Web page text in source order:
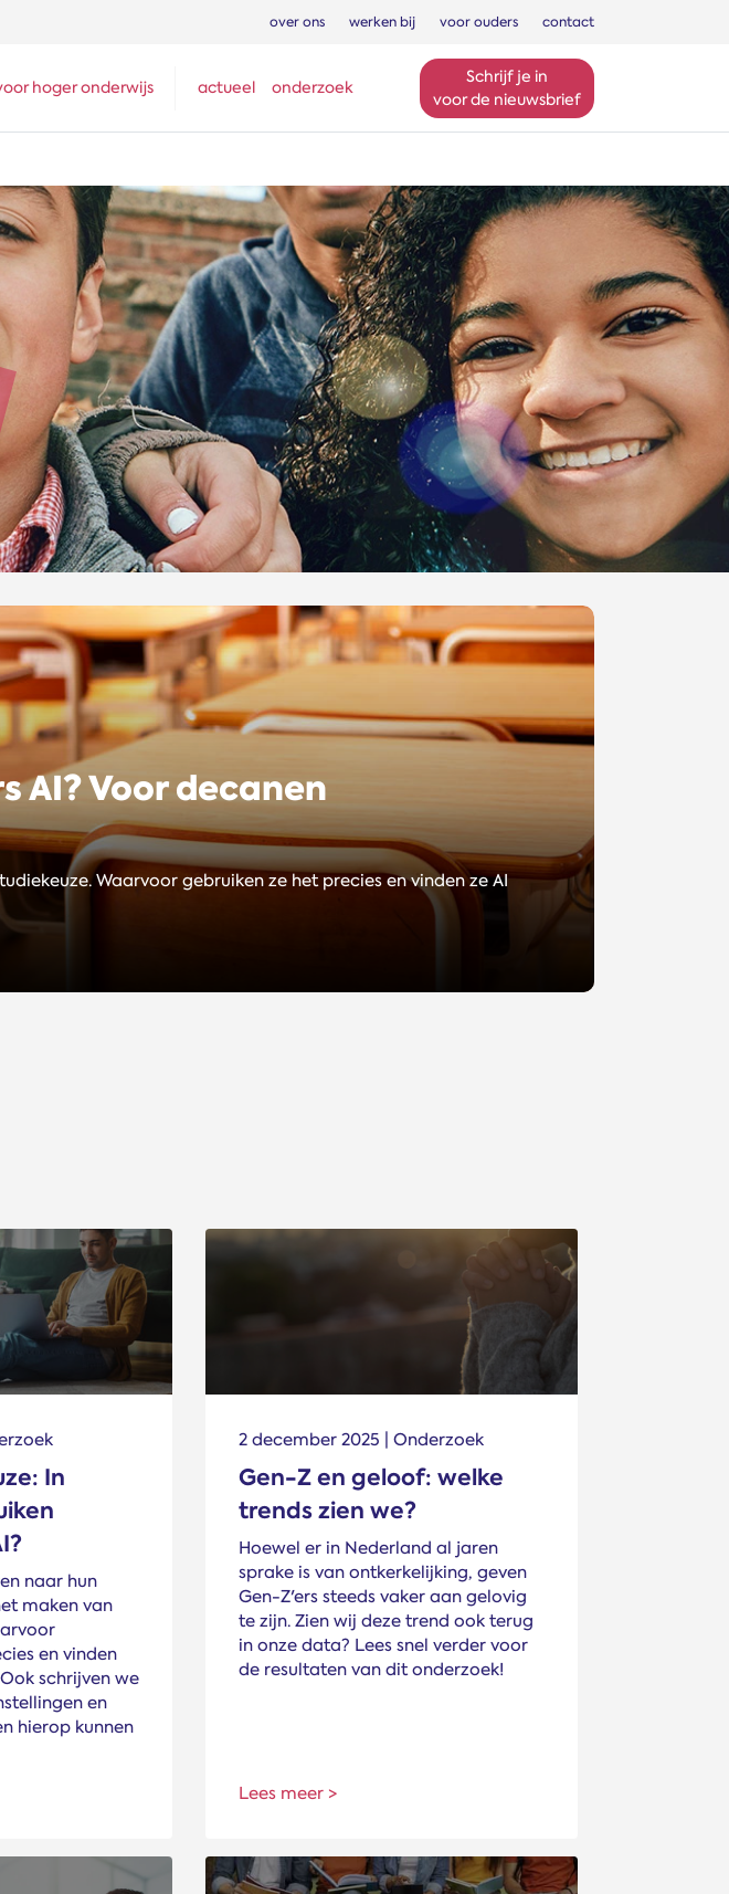
over ons werken bij voor ouders contact
hoger onderwijs actueel onderzoek
Schrijf je in
voor de nieuwsbrief
AI? Voor decanen
Waarvoor gebruiken ze het precies en vinden ze AI
In
naar hun
maken van
en vinden
schrijven we
en
hierop kunnen
2 december 2025 | Onderzoek
Gen-Z en geloof: welke
trends zien we?
Hoewel er in Nederland al jaren
sprake is van ontkerkelijking, geven
Gen-Z'ers steeds vaker aan gelovig
te zijn. Zien wij deze trend ook terug
in onze data? Lees snel verder voor
de resultaten van dit onderzoek!
Lees meer >